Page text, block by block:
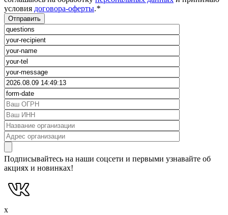
условия договора-оферты.*
Подписывайтесь на наши соцсети и первыми узнавайте об
акциях и новинках!
x